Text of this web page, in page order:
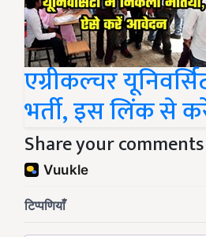
एग्रीकल्चर
भर्ती, इस लिंक से
Share your comments